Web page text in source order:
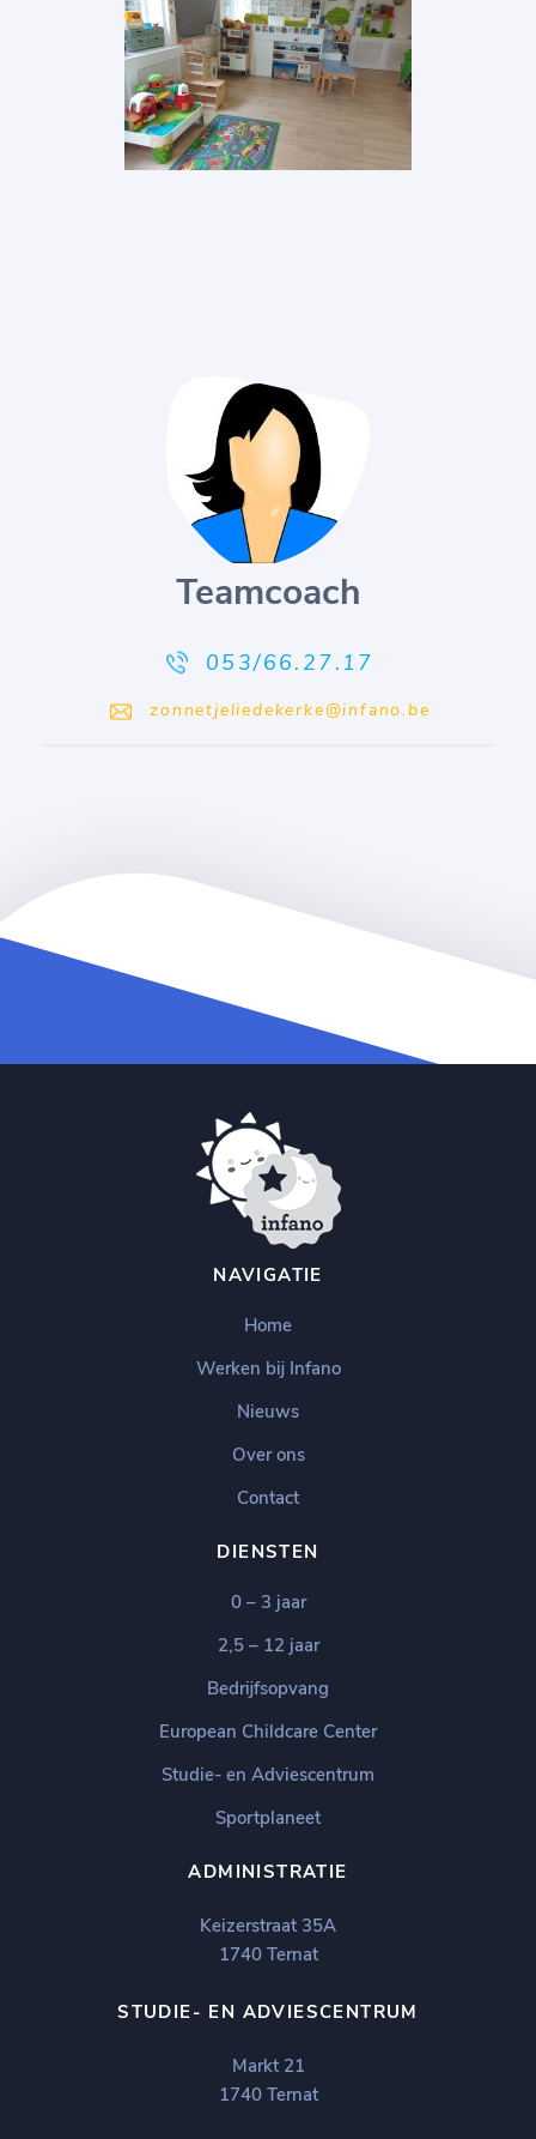
Teamcoach
053/66.27.17
zonnetjeliedekerke@infano.be
NAVIGATIE
Home
Werken bij Infano
Nieuws
Over ons
Contact
DIENSTEN
0 – 3 jaar
2,5 – 12 jaar
Bedrijfsopvang
European Childcare Center
Studie- en Adviescentrum
Sportplaneet
ADMINISTRATIE
Keizerstraat 35A
1740 Ternat
STUDIE- EN ADVIESCENTRUM
Markt 21
1740 Ternat